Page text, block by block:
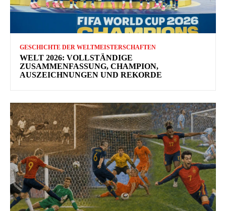
GESCHICHTE DER WELTMEISTERSCHAFTEN
WELT 2026: VOLLSTÄNDIGE
ZUSAMMENFASSUNG, CHAMPION,
AUSZEICHNUNGEN UND REKORDE